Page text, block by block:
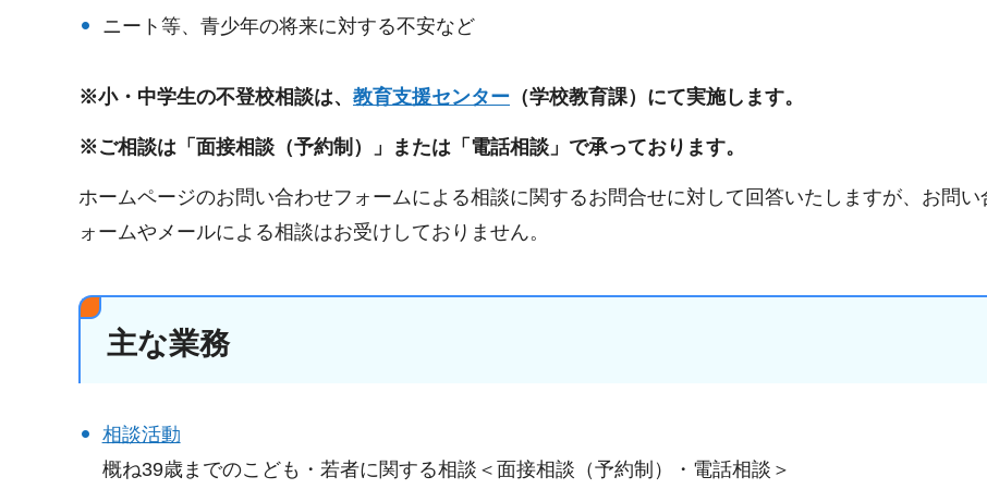
ニート等、青少年の将来に対する不安など
※小・中学生の不登校相談は、 教育支援センター （学校教育課）にて実施します。
※ご相談は「面接相談（予約制）」または「電話相談」で承っております。
ホームページのお問い合わせフォームによる相談に関するお問合せに対して回答いたしますが、お問い
ォームやメールによる相談はお受けしておりません。
主な業務
相談活動
概ね39歳までのこども・若者に関する相談＜面接相談（予約制）・電話相談＞